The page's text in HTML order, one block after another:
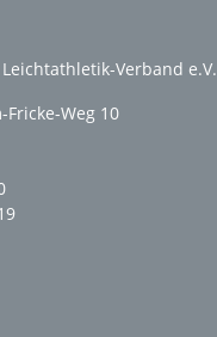
Verband e.V.
Weg 10